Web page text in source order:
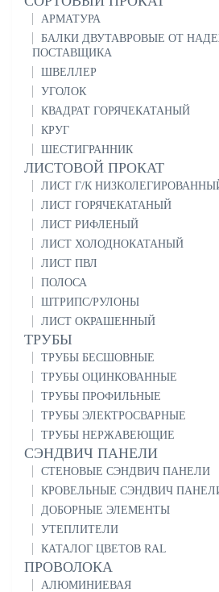
АРМАТУРА
БАЛКИ ДВУТАВРОВЫЕ ОТ
ПОСТАВЩИКА
ШВЕЛЛЕР
УГОЛОК
КВАДРАТ ГОРЯЧЕКАТАНЫЙ
КРУГ
ШЕСТИГРАННИК
ЛИСТОВОЙ ПРОКАТ
ЛИСТ Г/К
ЛИСТ ГОРЯЧЕКАТАНЫЙ
ЛИСТ РИФЛЕНЫЙ
ЛИСТ ХОЛОДНОКАТАНЫЙ
ЛИСТ ПВЛ
ПОЛОСА
ШТРИПС/РУЛОНЫ
ЛИСТ ОКРАШЕННЫЙ
ТРУБЫ
ТРУБЫ БЕСШОВНЫЕ
ТРУБЫ ОЦИНКОВАННЫЕ
ТРУБЫ ПРОФИЛЬНЫЕ
ТРУБЫ ЭЛЕКТРОСВАРНЫЕ
ТРУБЫ НЕРЖАВЕЮЩИЕ
СЭНДВИЧ ПАНЕЛИ
СТЕНОВЫЕ СЭНДВИЧ ПАНЕЛИ
КРОВЕЛЬНЫЕ СЭНДВИЧ
ДОБОРНЫЕ ЭЛЕМЕНТЫ
УТЕПЛИТЕЛИ
КАТАЛОГ ЦВЕТОВ RAL
ПРОВОЛОКА
АЛЮМИНИЕВАЯ